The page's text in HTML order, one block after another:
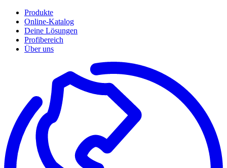
Produkte
Online-Katalog
Deine Lösungen
Profibereich
Über uns